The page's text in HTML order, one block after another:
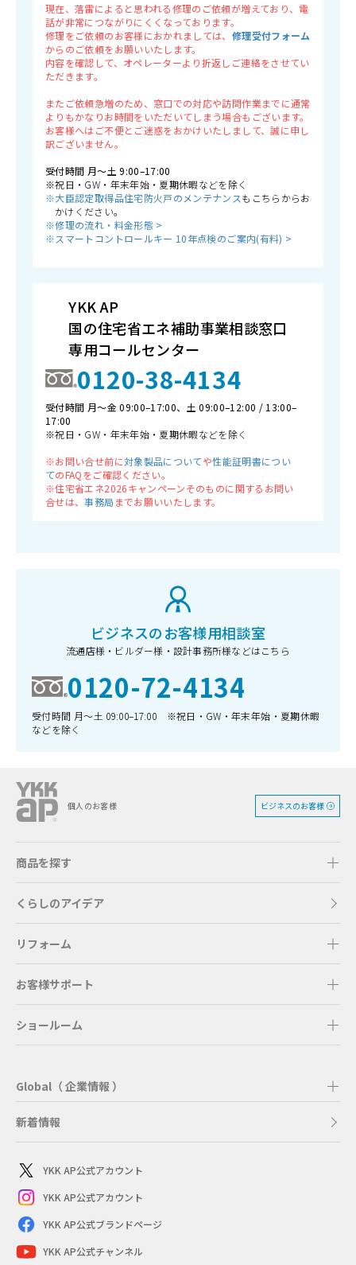
現在、落雷によると思われる修理のご依頼が増えており、電
話が非常につながりにくくなっております。
修理をご依頼のお客様におかれましては、 修理受付フォーム
からのご依頼をお願いいたします。
内容を確認して、オペレーターより折返しご連絡をさせてい
ただきます。
またご依頼急増のため、窓口での対応や訪問作業までに通常
よりもかなりお時間をいただいてしまう場合もございます。
お客様へはご不便とご迷惑をおかけいたしまして、誠に申し
訳ございません。
受付時間 月〜土 9:00–17:00
※祝日・GW・年末年始・夏期休暇などを除く
※大臣認定取得品住宅防火戸のメンテナンスもこちらからお
かけください。
※修理の流れ・料金形態 >
※スマートコントロールキー 10年点検のご案内(有料) >
YKK AP
国の住宅省エネ補助事業相談窓口
専用コールセンター
0120-38-4134
受付時間 月〜金 09:00–17:00、土 09:00–12:00 / 13:00–
17:00
※祝日・GW・年末年始・夏期休暇などを除く
※お問い合せ前に対象製品についてや性能証明書につい
てのFAQをご確認ください。
※住宅省エネ2026キャンペーンそのものに関するお問い
合せは、事務局 までお願いいたします。
ビジネスのお客様用相談室
流通店様・ビルダー様・設計事務所様などはこちら
0120-72-4134
受付時間 月〜土 09:00–17:00 ※祝日・GW・年末年始・夏期休暇
などを除く
個人のお客様 ビジネスのお客様
商品を探す
くらしのアイデア
リフォーム
お客様サポート
ショールーム
Global（ 企業情報 ）
新着情報
YKK AP公式アカウント
YKK AP公式アカウント
YKK AP公式ブランドページ
YKK AP公式チャンネル